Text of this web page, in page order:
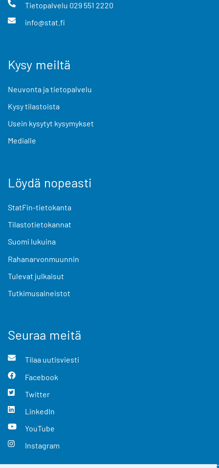
Tietopalvelu 029 551 2220
info@stat.fi
Kysy meiltä
Neuvonta ja tietopalvelu
Kysy tilastoista
Usein kysytyt kysymykset
Medialle
Löydä nopeasti
StatFin-tietokanta
Tilastotietokannat
Suomi lukuina
Rahanarvonmuunnin
Tulevat julkaisut
Tutkimusaineistot
Seuraa meitä
Tilaa uutisviesti
Facebook
Twitter
LinkedIn
YouTube
Instagram